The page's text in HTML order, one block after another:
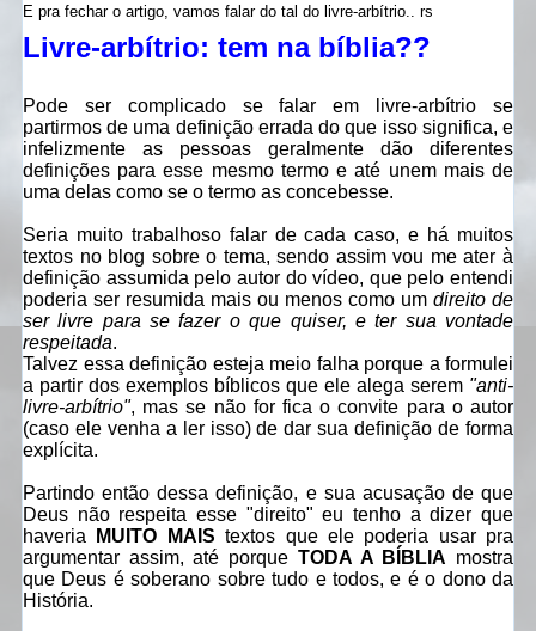
E pra fechar o artigo, vamos falar do tal do livre-arbítrio.. rs
Livre-arbítrio: tem na bíblia??
Pode ser complicado se falar em livre-arbítrio se
partirmos de uma definição errada do que isso significa, e
infelizmente as pessoas geralmente dão diferentes
definições para esse mesmo termo e até unem mais de
uma delas como se o termo as concebesse.
Seria muito trabalhoso falar de cada caso, e há muitos
textos no blog sobre o tema, sendo assim vou me ater à
definição assumida pelo autor do vídeo, que pelo entendi
poderia ser resumida mais ou menos como um direito de
ser livre para se fazer o que quiser, e ter sua vontade
respeitada.
Talvez essa definição esteja meio falha porque a formulei
a partir dos exemplos bíblicos que ele alega serem "anti-
livre-arbítrio", mas se não for fica o convite para o autor
(caso ele venha a ler isso) de dar sua definição de forma
explícita.
Partindo então dessa definição, e sua acusação de que
Deus não respeita esse "direito" eu tenho a dizer que
haveria
MUITO MAIS textos que ele poderia usar pra
argumentar assim, até porque TODA A BÍBLIA mostra
que Deus é soberano sobre tudo e todos, e é o dono da
História.